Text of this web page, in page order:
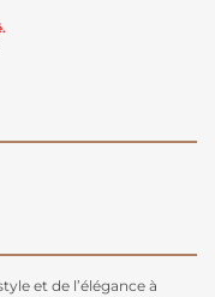
et de l’élégance à